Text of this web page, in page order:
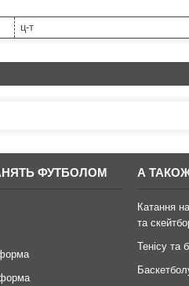
ц-т
ФУТБОЛОМ А
Катання
та
Тенісу та